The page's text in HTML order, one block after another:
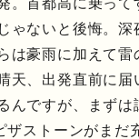
ゃないと後悔。
は豪雨に加えて
天、出発直前に
んですが、まず
ストーンがまだ